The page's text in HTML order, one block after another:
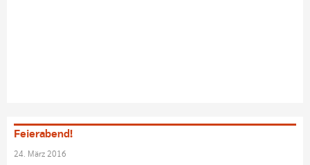
Feierabend!
24. März 2016